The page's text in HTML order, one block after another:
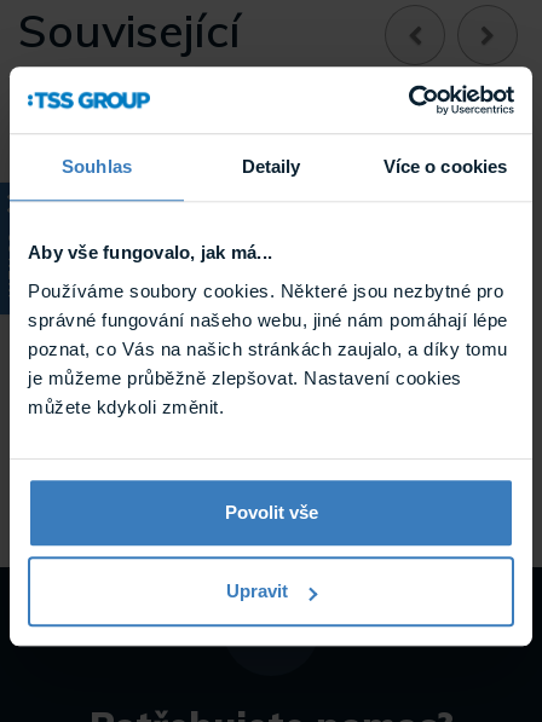
Souhlas Detaily Více o cookies
Aby vše fungovalo, jak má...
Používáme soubory cookies. Některé jsou nezbytné pro
správné fungování našeho webu, jiné nám pomáhají lépe
poznat, co Vás na našich stránkách zaujalo, a díky tomu
je můžeme průběžně zlepšovat. Nastavení cookies
můžete kdykoli změnit.
Povolit vše
Upravit
KATALOG
Související
Ajax KeyPad Plus White Bezdrátová
klávesnice se čtečkou
ovládání ...
Skladem
Keypad Plus White